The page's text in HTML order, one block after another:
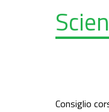
Consiglio